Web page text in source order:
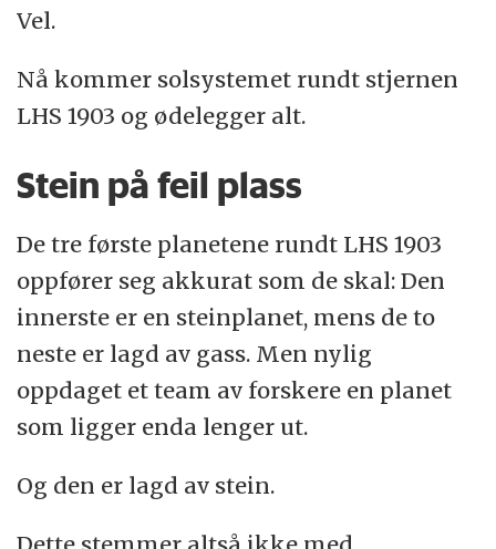
Vel.
Nå kommer solsystemet rundt stjernen
LHS 1903 og ødelegger alt.
Stein på feil plass
De tre første planetene rundt LHS 1903
oppfører seg akkurat som de skal: Den
innerste er en steinplanet, mens de to
neste er lagd av gass. Men nylig
oppdaget et team av forskere en planet
som ligger enda lenger ut.
Og den er lagd av stein.